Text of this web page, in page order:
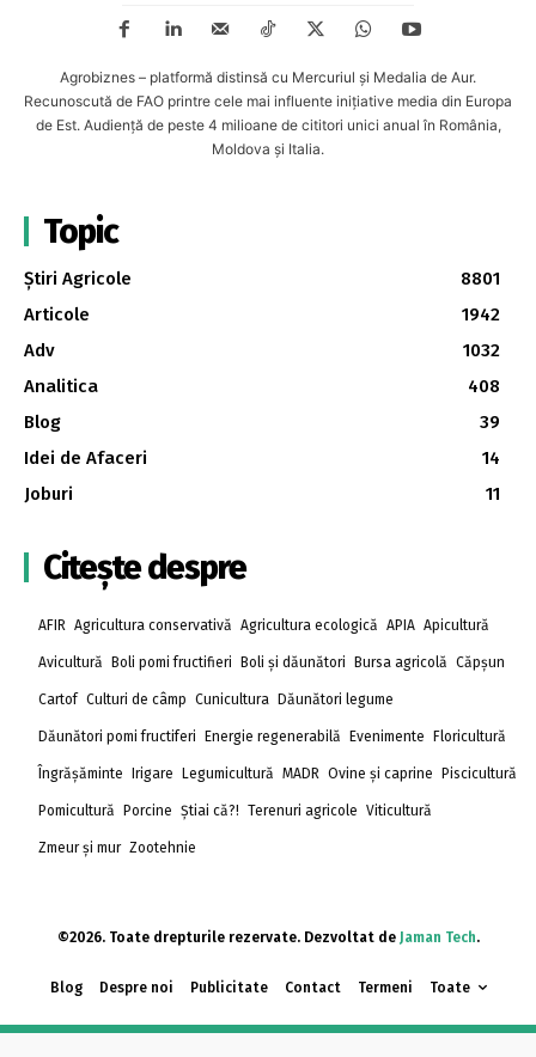
Agrobiznes – platformă distinsă cu Mercuriul și Medalia de Aur.
Recunoscută de FAO printre cele mai influente inițiative media din Europa
de Est. Audiență de peste 4 milioane de cititori unici anual în România,
Moldova și Italia.
Topic
Știri Agricole
8801
Articole
1942
Adv
1032
Analitica
408
Blog
39
Idei de Afaceri
14
Joburi
11
Citește despre
AFIR Agricultura conservativă Agricultura ecologică APIA Apicultură
Avicultură Boli pomi fructifieri Boli și dăunători Bursa agricolă Căpșun
Cartof Culturi de câmp Cunicultura Dăunători legume
Dăunători pomi fructiferi Energie regenerabilă Evenimente Floricultură
Îngrășăminte Irigare Legumicultură MADR Ovine și caprine Piscicultură
Pomicultură Porcine Știai că?! Terenuri agricole Viticultură
Zmeur și mur Zootehnie
©2026. Toate drepturile rezervate. Dezvoltat de Jaman Tech.
Blog Despre noi Publicitate Contact Termeni Toate